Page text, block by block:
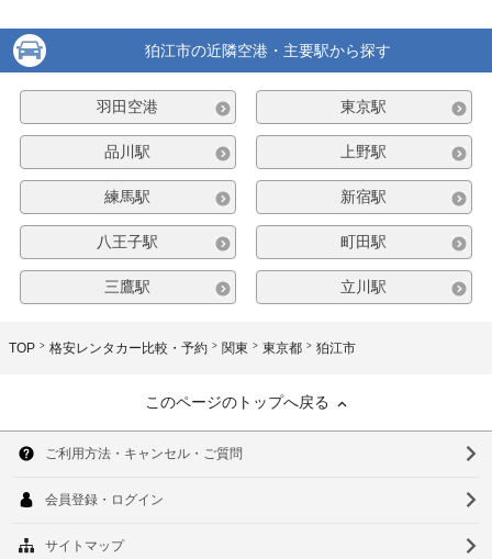
狛江市の近隣空港・主要駅から探す
羽田空港 東京駅
品川駅 上野駅
練馬駅 新宿駅
八王子駅 町田駅
三鷹駅 立川駅
TOP 格安レンタカー比較・予約 関東 東京都 狛江市
このページのトップへ戻る